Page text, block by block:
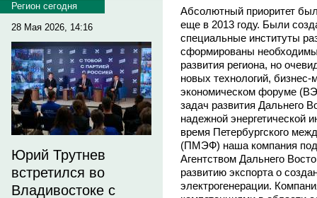
Регион сегодня
28 Мая 2026, 14:16
Юрий Трутнев
встретился во
Владивостоке с
Абсолютный приоритет
еще в 2013 году. Были
специальные институты
сформированы
развития региона, но
новых технологий,
экономическом форуме
задач развития Дальнего
надежной энергетической
время Петербургского
(ПМЭФ) наша компания
Агентством Дальнего
развитию экспорта о
электрогенерации.